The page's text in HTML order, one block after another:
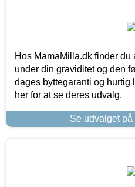
Hos MamaMilla.dk finder du
under din graviditet og den
dages byttegaranti og hurtig
her for at se deres udvalg.
Se udvalget